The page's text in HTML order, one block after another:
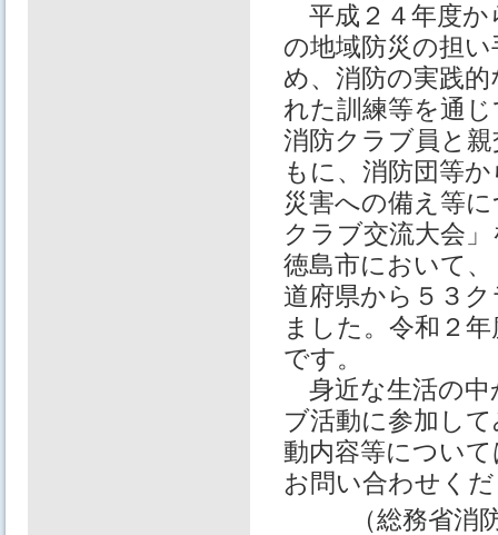
平成２４年度か
の地域防災の担
め、消防の実践
れた訓練等を通
消防クラブ員と
もに、消防団等
災害への備え等
クラブ交流大会
徳島市において
道府県から５３
ました。令和２
です。
身近な生活の中
ブ活動に参加し
動内容等につい
お問い合わせく
（総務省